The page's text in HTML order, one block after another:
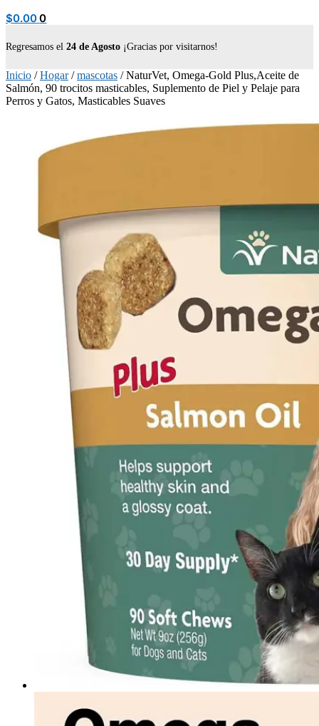
$0.00 0
Regresamos el 24 de Agosto ¡Gracias por visitarnos!
Inicio /Hogar/mascotas /NaturVet, Omega-Gold Plus,Aceite de
Salmón, 90 trocitos masticables, Suplemento de Piel y Pelaje para
Perros y Gatos, Masticables Suaves